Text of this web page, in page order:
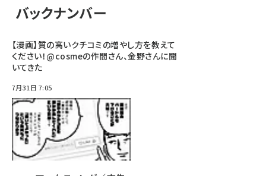
バックナンバー
【漫画】質の高いクチコミの増やし方を教えて
ください！@cosmeの作間さん、金野さんに聞
いてきた
7月31日 7:05